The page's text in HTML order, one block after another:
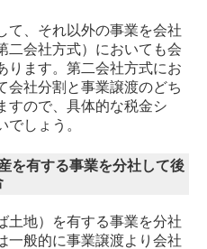
て、それ以外の事業を会社
二会社方式）においても会
ります。第二会社方式にお
会社分割と事業譲渡のどち
すので、具体的な税金シ
でしょう。
を有する事業を分社して後
土地）を有する事業を分社
一般的に事業譲渡より会社